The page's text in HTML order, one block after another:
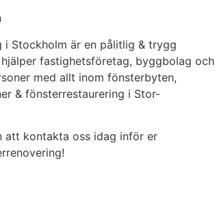
i Stockholm är en pålitlig & trygg
fastighetsföretag, byggbolag och
med allt inom fönsterbyten,
& fönsterrestaurering i Stor-
att kontakta oss idag inför er